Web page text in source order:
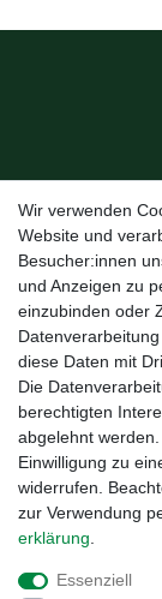
Kanalstraße 5,
Wir verwenden
Website und
Besucher:innen
und Anzeigen zu
einzubinden oder
diese Daten mit
Die
berechtigten
abgelehnt
Einwilligung zu
widerrufen.
zur Verwendung
erklärung
Essenziell